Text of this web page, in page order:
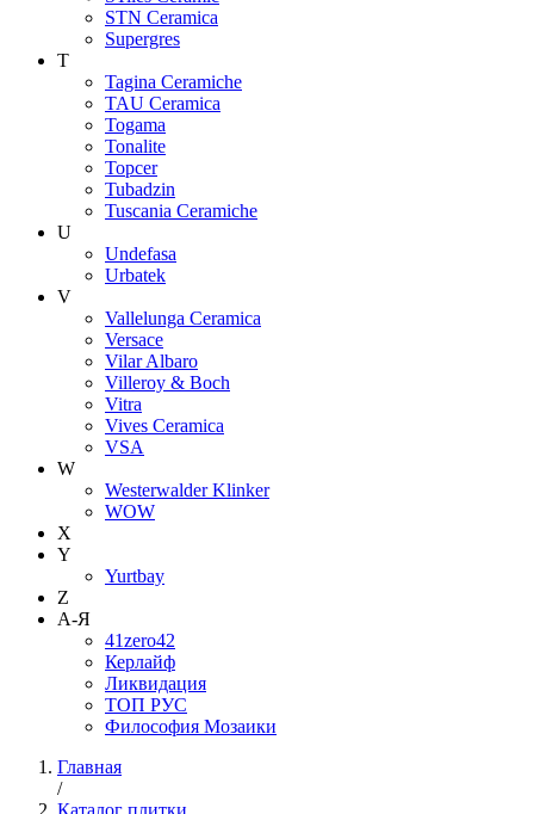
STN Ceramica
Supergres
T
Tagina Ceramiche
TAU Ceramica
Togama
Tonalite
Topcer
Tubadzin
Tuscania Ceramiche
U
Undefasa
Urbatek
V
Vallelunga Ceramica
Versace
Vilar Albaro
Villeroy & Boch
Vitra
Vives Ceramica
VSA
W
Westerwalder Klinker
WOW
X
Y
Yurtbay
Z
А-Я
41zero42
Керлайф
Ликвидация
ТОП РУС
Философия Мозаики
Главная
/
Каталог плитки